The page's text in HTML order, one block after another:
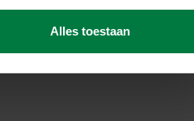
Alles toestaan